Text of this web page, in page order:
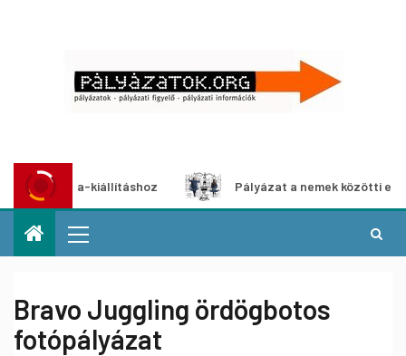
kiállításhoz Pályázat a nemek közötti
Bravo Juggling ördögbotos
fotópályázat